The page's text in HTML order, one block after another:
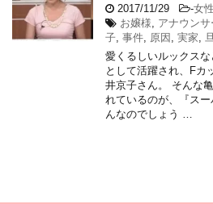
2017/11/29 -女
お嬢様
アナウンサ
子 事件 原因 実家
愛くるしいルックス
として活躍され、Fカ
井京子さん。 そんな
れているのが、『ス
んなのでしょう …